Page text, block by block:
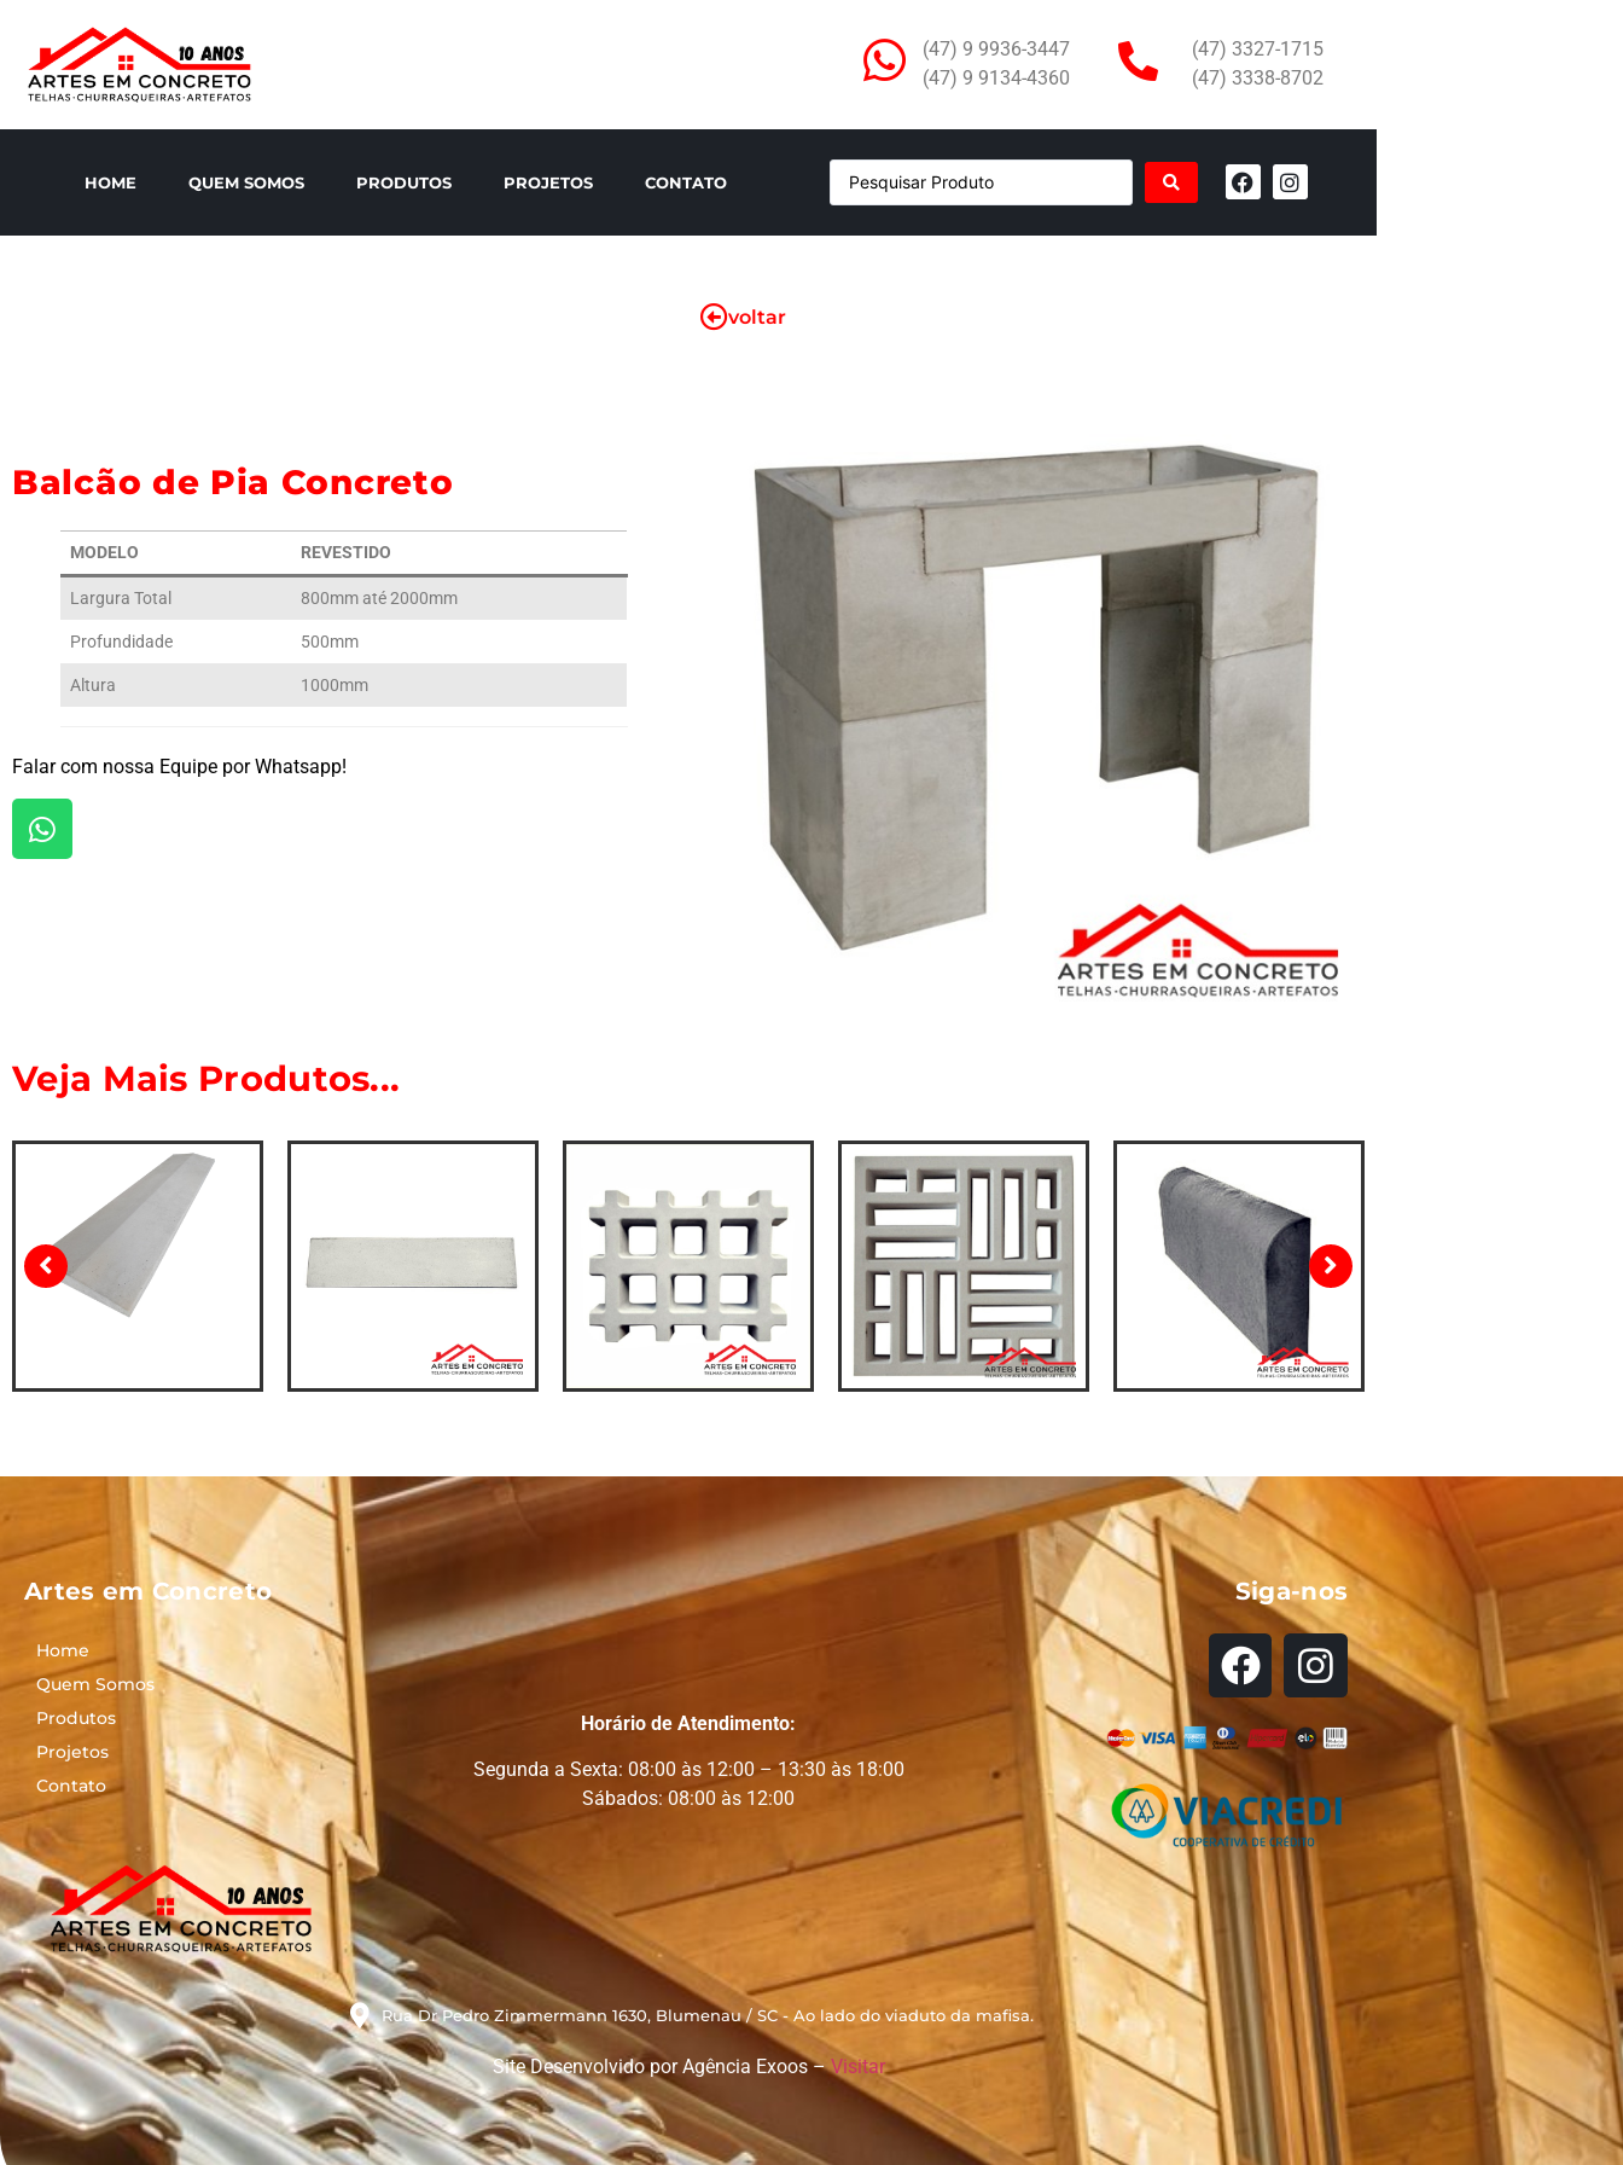
(47) 9 9936-3447
(47) 9 9134-4360
(47) 3327-1715
(47) 3338-8702
HOME QUEM SOMOS PRODUTOS PROJETOS CONTATO
Balcão de Pia Concreto
MODELO REVESTIDO
Largura Total 800mm até 2000mm
Profundidade 500mm
Altura 1000mm
Falar com nossa Equipe por Whatsapp!
voltar
Veja Mais Produtos...
Artes em Concreto
Home
Quem Somos
Produtos
Projetos
Contato
Horário de Atendimento:
Segunda a Sexta: 08:00 às 12:00 – 13:30 às 18:00
Sábados: 08:00 às 12:00
Siga-nos
Rua Dr Pedro Zimmermann 1630, Blumenau / SC - Ao lado do viaduto da mafisa.
Site Desenvolvido por Agência Exoos –Visitar